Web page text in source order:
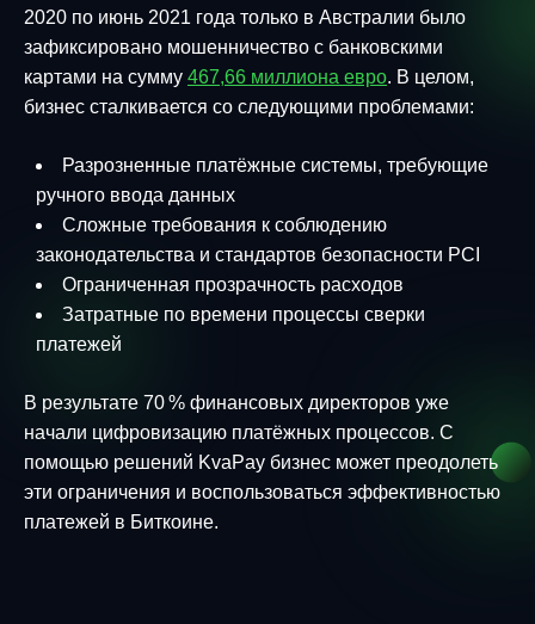
2020 по июнь 2021 года только в Австралии было
зафиксировано мошенничество с банковскими
картами на сумму 467,66 миллиона евро. В целом,
бизнес сталкивается со следующими проблемами:
Разрозненные платёжные системы, требующие
ручного ввода данных
Сложные требования к соблюдению
законодательства и стандартов безопасности PCI
Ограниченная прозрачность расходов
Затратные по времени процессы сверки
платежей
В результате 70 % финансовых директоров уже
начали цифровизацию платёжных процессов. С
помощью решений KvaPay бизнес может преодолеть
эти ограничения и воспользоваться эффективностью
платежей в Биткоине.